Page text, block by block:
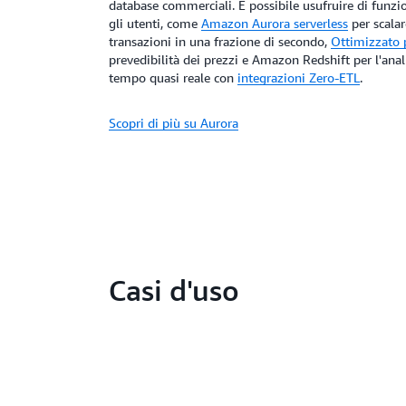
database commerciali. È possibile usufruire di
gli utenti, come Amazon Aurora serverless per
transazioni in una frazione di secondo, Ottimizzato
prevedibilità dei prezzi e Amazon Redshift per
tempo quasi reale con integrazioni Zero-ETL.
Scopri di più su Aurora
Casi d'uso